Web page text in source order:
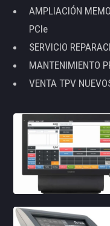
AMPLIACIÓN
PCIe
SERVICIO
MANTENIMIENTO
VENTA TPV